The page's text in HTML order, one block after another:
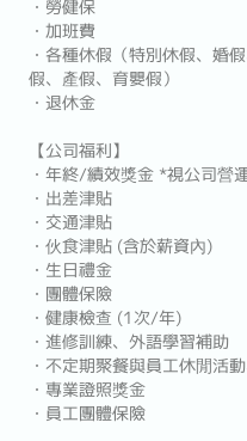
・勞健保
・加班費
・各種休假（特別休假、婚
假、產假、育嬰假）
・退休金
【公司福利】
・年終/績效獎金 *視公司營
・出差津貼
・交通津貼
・伙食津貼 (含於薪資內)
・生日禮金
・團體保險
・健康檢查 (1次/年)
・進修訓練、外語學習補助
・不定期聚餐與員工休閒活
・專業證照獎金
・員工團體保險